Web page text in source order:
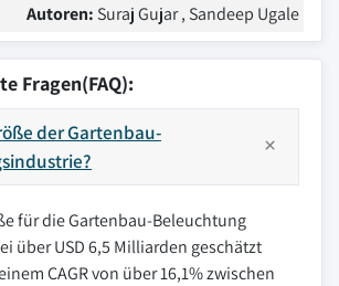
Autoren: Suraj Gujar , Sandeep Ugale
Fragen(FAQ):
der Gartenbau-
für die Gartenbau-Beleuchtung
über USD 6,5 Milliarden geschätzt
CAGR von über 16,1% zwischen